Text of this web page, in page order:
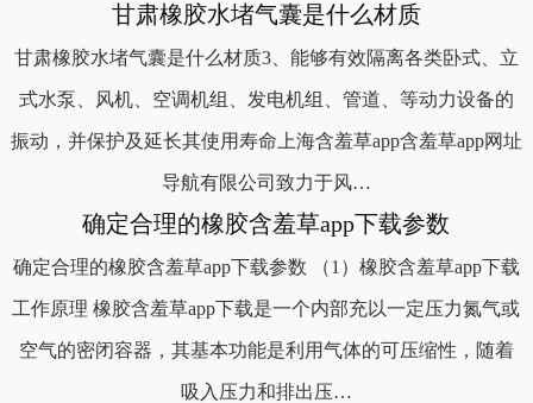
甘肃橡胶水堵气囊是什么材质
甘肃橡胶水堵气囊是什么材质3、能够有效隔离各类卧式、立
式水泵、风机、空调机组、发电机组、管道、等动力设备的
振动，并保护及延长其使用寿命上海含羞草app含羞草app网址
导航有限公司致力于风…
确定合理的橡胶含羞草app下载参数
确定合理的橡胶含羞草app下载参数 （1）橡胶含羞草app下载
工作原理 橡胶含羞草app下载是一个内部充以一定压力氮气或
空气的密闭容器，其基本功能是利用气体的可压缩性，随着
吸入压力和排出压…